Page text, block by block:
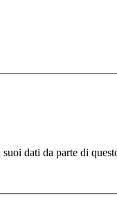
dati da parte di